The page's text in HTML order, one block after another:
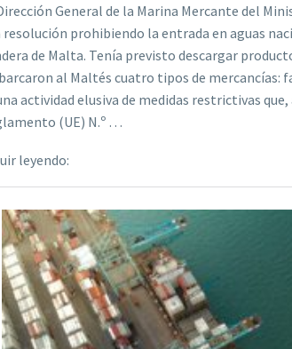
General de la Marina Mercante del
resolución prohibiendo la entrada en aguas
de Malta. Tenía previsto descargar
al Maltés cuatro tipos de mercancías:
actividad elusiva de medidas restrictivas
(UE) N.º …
leyendo: